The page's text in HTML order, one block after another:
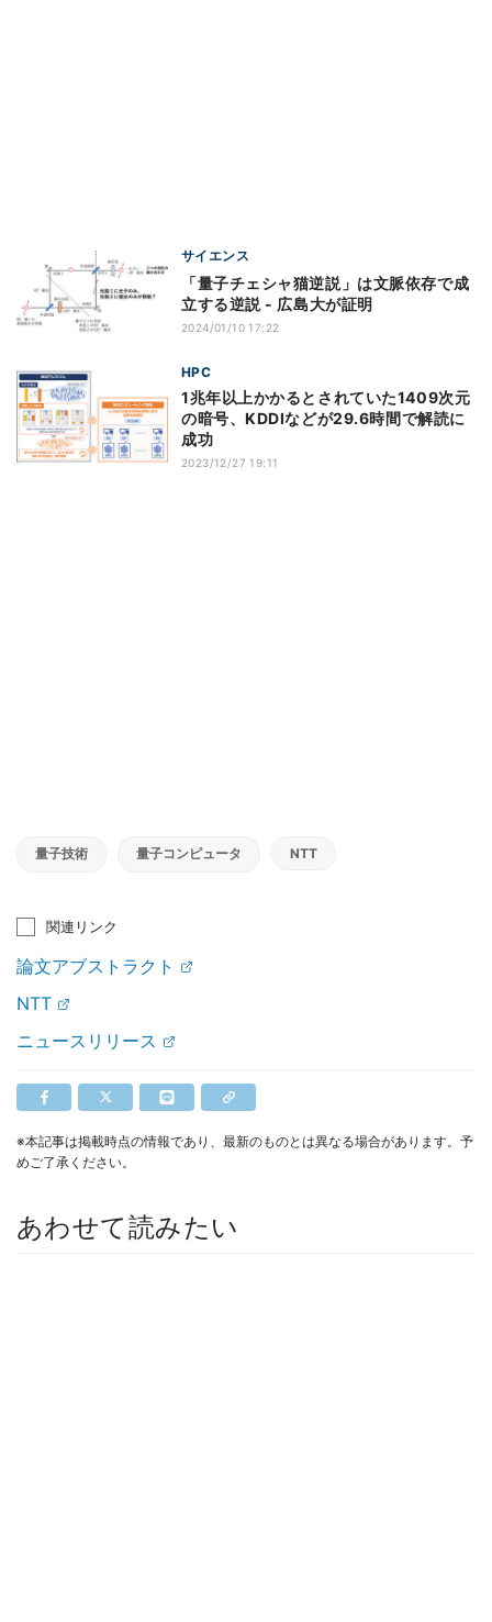
サイエンス
「量子チェシャ猫逆説」は文脈依存で成
立する逆説 - 広島大が証明
2024/01/10 17:22
HPC
1兆年以上かかるとされていた1409次元
の暗号、KDDIなどが29.6時間で解読に
成功
2023/12/27 19:11
量子技術 量子コンピュータ NTT
関連リンク
論文アブストラクト
NTT
ニュースリリース
※本記事は掲載時点の情報であり、最新のものとは異なる場合があります。予
めご了承ください。
あわせて読みたい